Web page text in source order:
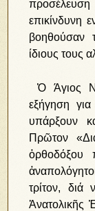
επικίνδυνη
βοηθούσαν
ίδιους τους
Ὁ Άγιος
εξήγηση
υπάρξουν
Πρῶτον
ὀρθοδόξου
τρίτον, διά
Ἀνατολικῆς